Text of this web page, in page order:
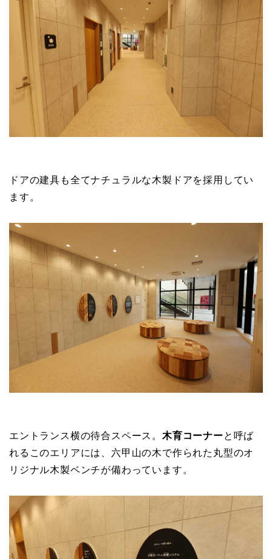
ドアの建具も全てナチュラルな木製ドアを採用してい
ます。
エントランス横の待合スペース。 木育コーナーと呼ば
れるこのエリアには、六甲山の木で作られた丸型のオ
リジナル木製ベンチが備わっています。